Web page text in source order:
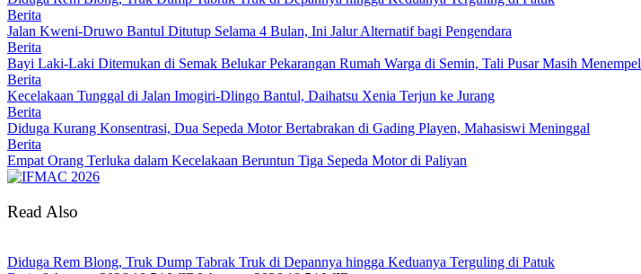
Berita
Jalan Kweni-Druwo Bantul Ditutup Selama 4 Bulan, Ini Jalur Alternatif bagi Pengendara
Berita
Bayi Laki-Laki Ditemukan di Semak Belukar Pekarangan Rumah Warga di Semin, Tali Pusar Masih Menempel
Berita
Kecelakaan Tunggal di Jalan Imogiri-Dlingo Bantul, Daihatsu Xenia Terjun ke Jurang
Berita
Diduga Kurang Konsentrasi, Dua Sepeda Motor Bertabrakan di Gading Playen, Mahasiswi Meninggal
Berita
Empat Orang Terluka dalam Kecelakaan Beruntun Tiga Sepeda Motor di Paliyan
Read Also
Diduga Rem Blong, Truk Dump Tabrak Truk di Depannya hingga Keduanya Terguling di Patuk